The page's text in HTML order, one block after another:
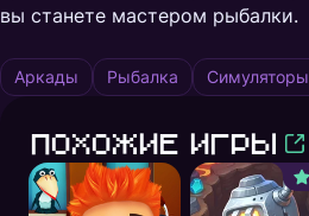
вы станете мастером рыбалки.
Аркады Рыбалка Симуляторы
Похожие игры